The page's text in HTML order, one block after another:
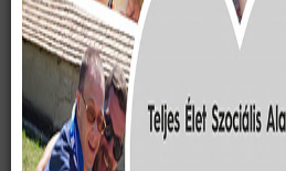
Lőrincz-Szőke
<< vissza